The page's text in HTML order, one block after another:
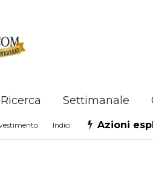
Ricerca Settimanale
Indici Azioni